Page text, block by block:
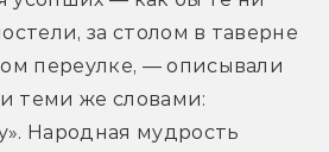
за столом в таверне
переулке, — описывали
теми же словами:
Народная мудрость